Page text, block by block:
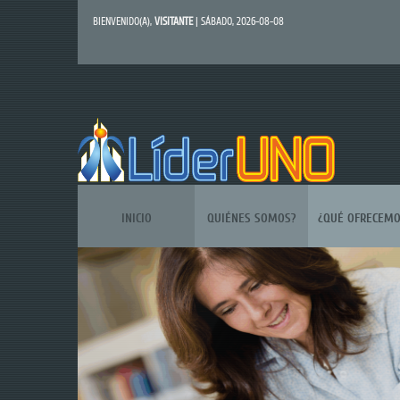
BIENVENIDO(A), VISITANTE| SÁBADO, 2026-08-08
INICIO QUIÉNES SOMOS? ¿QUÉ